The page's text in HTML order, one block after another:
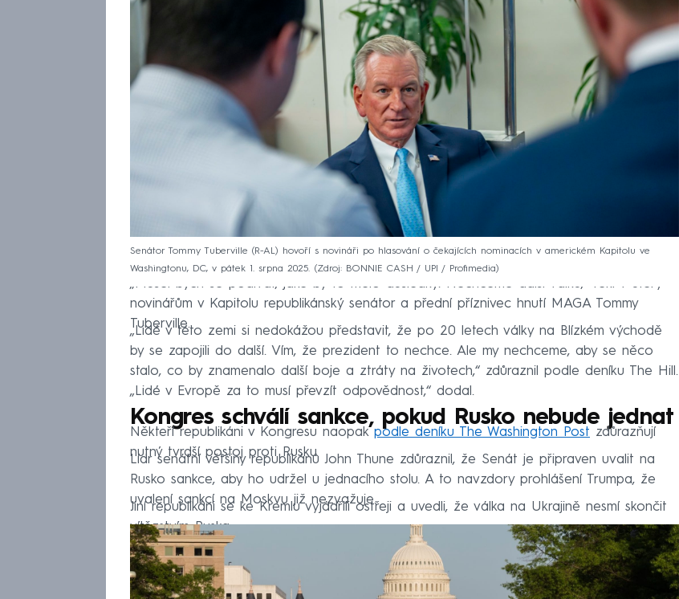
Senátor Tommy Tuberville (R-AL) hovoří s novináři po hlasování o čekajících nominacích v americkém Kapitolu ve
Washingtonu, DC, v pátek 1. srpna 2025.
Zdroj: BONNIE CASH / UPI / Profimedia
„Musel bych se podívat, jaké by to mělo důsledky. Nechceme další válku,“ řekl v úterý
novinářům v Kapitolu republikánský senátor a přední příznivec hnutí MAGA Tommy
Tuberville.
„Lidé v této zemi si nedokážou představit, že po 20 letech války na Blízkém východě
by se zapojili do další. Vím, že prezident to nechce. Ale my nechceme, aby se něco
stalo, co by znamenalo další boje a ztráty na životech,“ zdůraznil podle deníku The Hill.
„Lidé v Evropě za to musí převzít odpovědnost,“ dodal.
Kongres schválí sankce, pokud Rusko nebude jednat
Někteří republikáni v Kongresu naopak podle deníku The Washington Post zdůrazňují
nutný tvrdší postoj proti Rusku.
Lídr senátní většiny republikánů John Thune zdůraznil, že Senát je připraven uvalit na
Rusko sankce, aby ho udržel u jednacího stolu. A to navzdory prohlášení Trumpa, že
uvalení sankcí na Moskvu již nezvažuje.
Jiní republikáni se ke Kremlu vyjádřili ostřeji a uvedli, že válka na Ukrajině nesmí skončit
vítězstvím Ruska.